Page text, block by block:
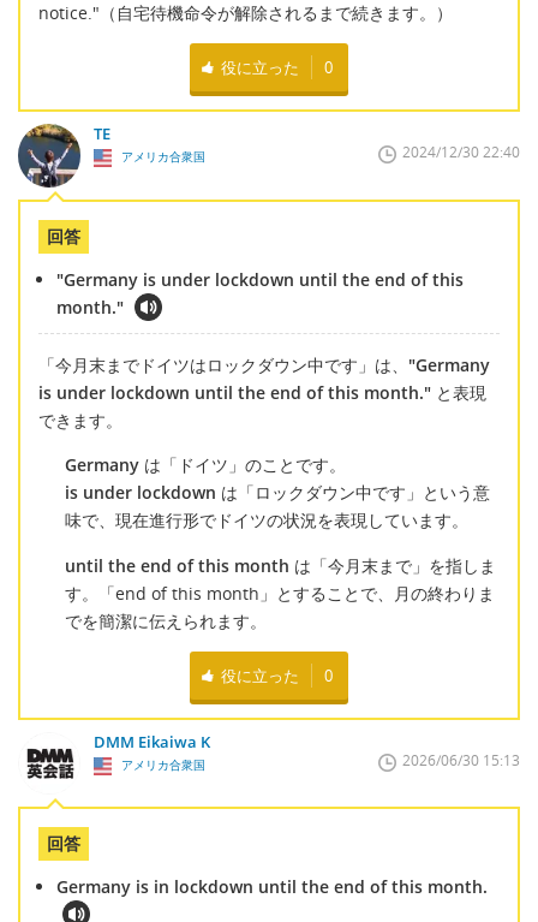
notice."（自宅待機命令が解除されるまで続きます。）
役に立った 0
TE
アメリカ合衆国 2024/12/30 22:40
回答
"Germany is under lockdown until the end of this
month."
「今月末までドイツはロックダウン中です」は、 "Germany
is under lockdown until the end of this month." と表現
できます。
Germanyは「ドイツ」のことです。
is under lockdown は「ロックダウン中です」という意
味で、現在進行形でドイツの状況を表現しています。
until the end of this month は「今月末まで」を指しま
す。「end of this month」とすることで、月の終わりま
でを簡潔に伝えられます。
役に立った 0
DMM Eikaiwa K
アメリカ合衆国 2026/06/30 15:13
回答
Germany is in lockdown until the end of this month.